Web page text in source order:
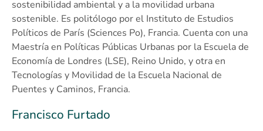
sostenibilidad ambiental y a la movilidad urbana
sostenible. Es politólogo por el Instituto de Estudios
Políticos de París (Sciences Po), Francia. Cuenta con una
Maestría en Políticas Públicas Urbanas por la Escuela de
Economía de Londres (LSE), Reino Unido, y otra en
Tecnologías y Movilidad de la Escuela Nacional de
Puentes y Caminos, Francia.
Francisco Furtado